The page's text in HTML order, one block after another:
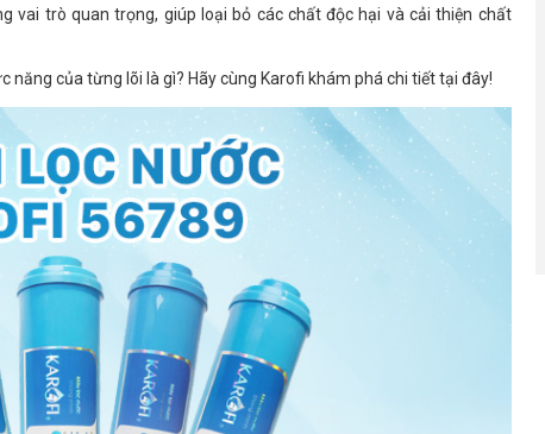
vai trò quan trọng, giúp loại bỏ các chất độc hại và cải thiện chất
năng của từng lõi là gì? Hãy cùng Karofi khám phá chi tiết tại đây!